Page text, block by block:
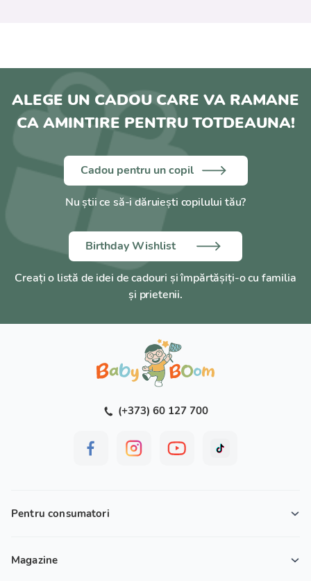
Diametrul roții din spate (cm): 16
Diametrul roții din față (cm): 13,5
ALEGE UN CADOU CARE VA RAMANE
CA AMINTIRE PENTRU TOTDEAUNA!
Cadou pentru un copil
Nu știi ce să-i dăruiești copilului tău?
Birthday Wishlist
Creați o listă de idei de cadouri și împărtășiți-o cu familia
și prietenii.
(+373) 60 127 700
Pentru consumatori
Magazine